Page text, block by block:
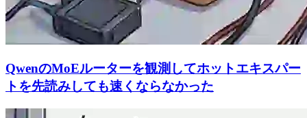
QwenのMoEルーターを観測してホットエキスパー
トを先読みしても速くならなかった